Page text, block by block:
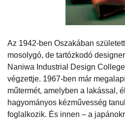
Az 1942-ben Oszakában
mosolygó, de tartózkodó
Naniwa Industrial Design
végzettje. 1967-ben már
műtermét, amelyben a lakással,
hagyományos kézművesség
foglalkozik. És innen – a